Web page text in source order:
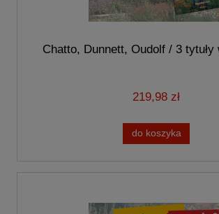
Chatto, Dunnett, Oudolf / 3 tytuły
219,98 zł
do koszyka